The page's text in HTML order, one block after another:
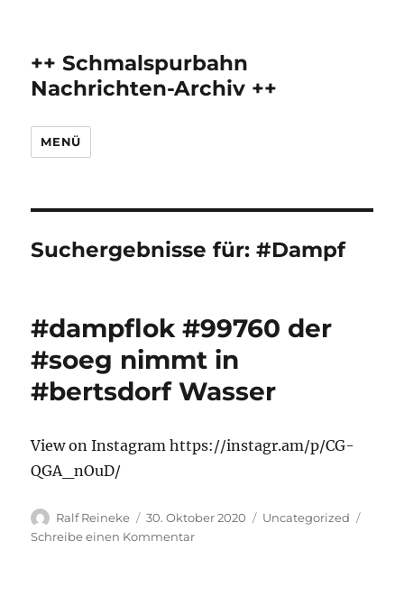
++ Schmalspurbahn
Nachrichten-Archiv ++
MENÜ
Suchergebnisse für:#Dampf
#dampflok #99760 der
#soeg nimmt in
#bertsdorf Wasser
View on Instagram https://instagr.am/p/CG-
QGA_nOuD/
Autor
Ralf Reineke
Veröffentlicht
am
30. Oktober 2020 Kategorien
Uncategorized
Schreibe einen Kommentarzu